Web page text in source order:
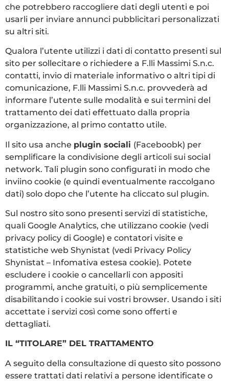
che potrebbero raccogliere dati degli utenti e poi
usarli per inviare annunci pubblicitari personalizzati
su altri siti.
Qualora l’utente utilizzi i dati di contatto presenti sul
sito per sollecitare o richiedere a F.lli Massimi S.n.c.
contatti, invio di materiale informativo o altri tipi di
comunicazione, F.lli Massimi S.n.c. provvederà ad
informare l’utente sulle modalità e sui termini del
trattamento dei dati effettuato dalla propria
organizzazione, al primo contatto utile.
Il sito usa anche plugin sociali (Faceboobk) per
semplificare la condivisione degli articoli sui social
network. Tali plugin sono configurati in modo che
inviino cookie (e quindi eventualmente raccolgano
dati) solo dopo che l’utente ha cliccato sul plugin.
Sul nostro sito sono presenti servizi di statistiche,
quali Google Analytics, che utilizzano cookie (vedi
privacy policy di Google) e contatori visite e
statistiche web Shynistat (vedi Privacy Policy
Shynistat – Infomativa estesa cookie). Potete
escludere i cookie o cancellarli con appositi
programmi, anche gratuiti, o più semplicemente
disabilitando i cookie sui vostri browser. Usando i siti
accettate i servizi così come sono offerti e
dettagliati.
IL “TITOLARE” DEL TRATTAMENTO
A seguito della consultazione di questo sito possono
essere trattati dati relativi a persone identificate o